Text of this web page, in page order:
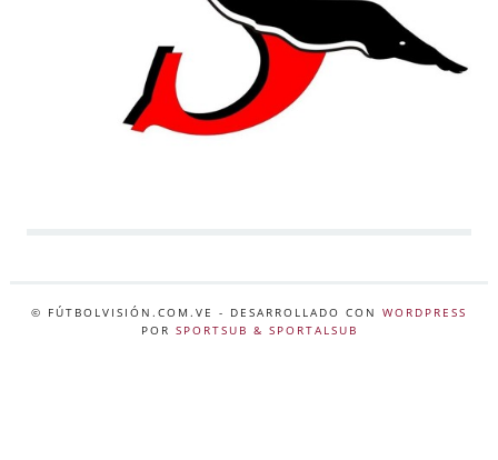
© FÚTBOLVISIÓN.COM.VE - DESARROLLADO CON WORDPRESS
POR SPORTSUB & SPORTALSUB